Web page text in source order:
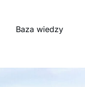
Baza wiedzy